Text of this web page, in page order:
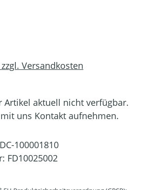
Versandkosten
Artikel aktuell nicht verfügbar.
uns Kontakt aufnehmen.
DC-100001810
FD10025002